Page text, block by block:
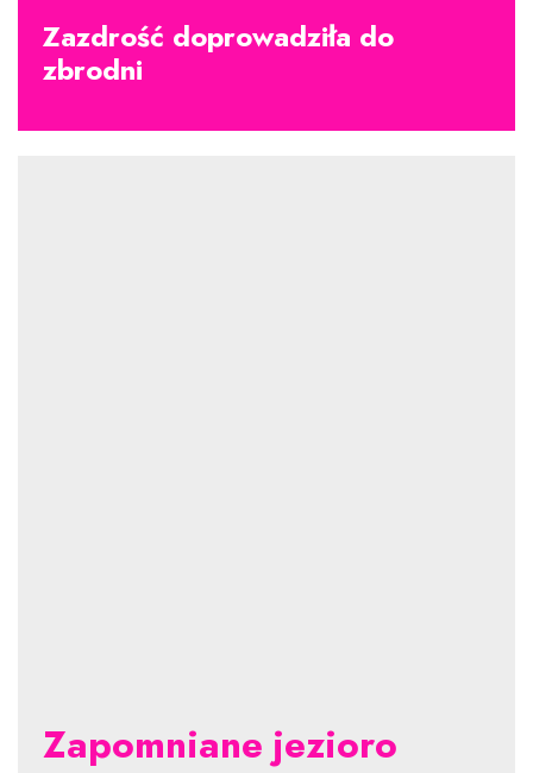
Zazdrość doprowadziła do
zbrodni
Zapomniane jezioro